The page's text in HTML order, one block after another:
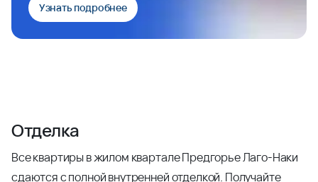
Узнать подробнее
Отделка
Все квартиры в жилом квартале Предгорье Лаго-Наки
сдаются с полной внутренней отделкой. Получайте